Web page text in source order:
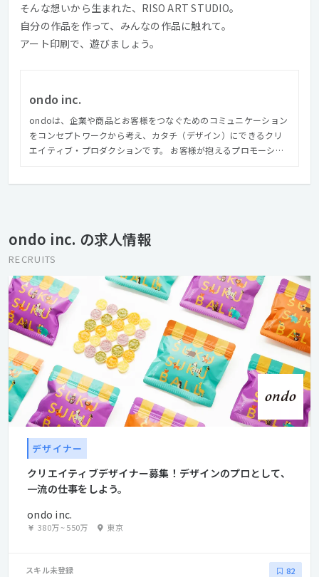
そんな想いから生まれた、RISO ART STUDIO。
自分の作品を作って、みんなの作品に触れて。
アート印刷で、遊びましょう。
ondo inc.
ondoは、企業や商品とお客様をつなぐためのコミュニケーション
をコンセプトワークから考え、カタチ（デザイン）にできるクリ
エイティブ・プロダクションです。 お客様が抱えるプロモーショ
た『温度』までデザインにしていきたい。そういう想いから、
ondoという企業名にしました。
ondo inc. の求人情報
RECRUITS
デザイナー
クリエイティブデザイナー募集！デザインのプロとして、
一流の仕事をしよう。
ondo inc.
380万~550万 東京
スキル未登録 82